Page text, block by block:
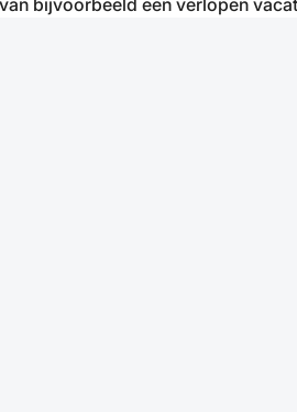
bijvoorbeeld een verlopen